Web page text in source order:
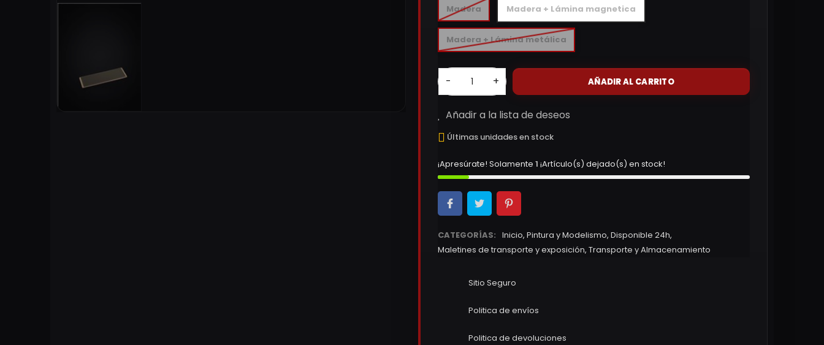
Madera Madera + Lámina magnetica
Madera + Lámina metálica
- + AÑADIR AL CARRITO
Añadir a la lista de deseos
Últimas unidades en stock
¡Apresúrate! Solamente 1 ¡Artículo(s) dejado(s) en stock!
CATEGORÍAS: Inicio, Pintura y Modelismo, Disponible 24h,
Maletines de transporte y exposición, Transporte y Almacenamiento
Sitio Seguro
Politica de envíos
Politica de devoluciones